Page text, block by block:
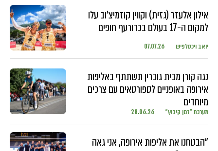
אילון אלעזר (גזית) וקווין קוזמיצ'וב עלו
למקום ה-17 בעולם בכדורעף חופים
יואב ויכסלפיש 07.07.26
נגה קורן מבית גוברין תשתתף באליפות
אירופה באופניים לספורטאים עם צרכים
מיוחדים
מערכת "זמן קיבוץ" 28.06.26
"הבטחנו את אליפות אירופה, אני גאה